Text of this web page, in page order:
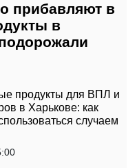
прибавляют в
в
продукты для ВПЛ и
в Харькове: как
случаем